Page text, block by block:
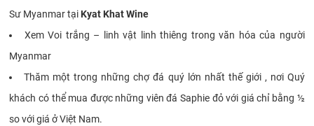
Sư Myanmar tại Kyat Khat Wine
Xem Voi trắng – linh vật linh thiêng trong văn hóa của người
Myanmar
Thăm một trong những chợ đá quý lớn nhất thế giới , nơi Quý
khách có thể mua được những viên đá Saphie đỏ với giá chỉ bằng ½
so với giá ở Việt Nam.